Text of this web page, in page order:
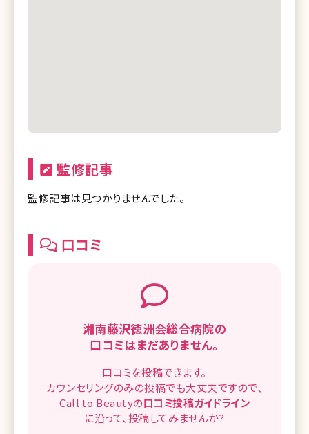
監修記事
監修記事は見つかりませんでした。
口コミ
湘南藤沢徳洲会総合病院の
口コミはまだありません。
口コミを投稿できます。
カウンセリングのみの投稿でも大丈夫ですので、
Call to Beautyの口コミ投稿ガイドライン
に沿って、 投稿してみませんか?